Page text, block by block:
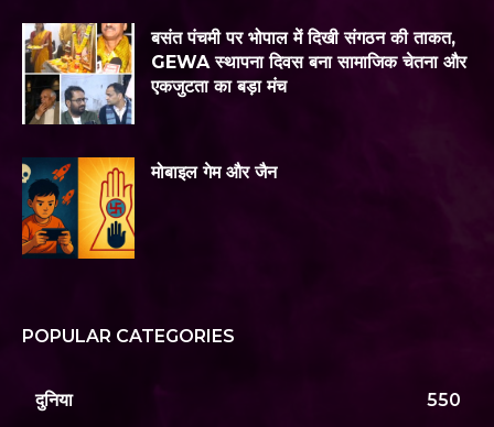
बसंत पंचमी पर भोपाल में दिखी संगठन की ताकत,
GEWA स्थापना दिवस बना सामाजिक चेतना और
एकजुटता का बड़ा मंच
मोबाइल गेम और जैन
POPULAR CATEGORIES
दुनिया 550